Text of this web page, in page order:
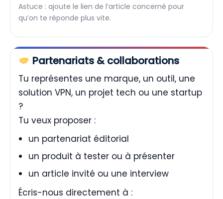
Astuce : ajoute le lien de l’article concerné pour
qu’on te réponde plus vite.
Partenariats & collaborations
Tu représentes une marque, un outil, une
solution VPN, un projet tech ou une startup
?
Tu veux proposer :
un partenariat éditorial
un produit à tester ou à présenter
un article invité ou une interview
Écris-nous directement à :